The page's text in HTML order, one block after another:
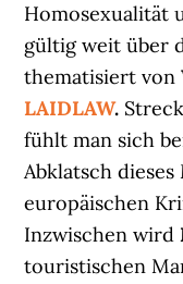
Homosexualität
gültig weit über
thematisiert von
LAIDLAW.
fühlt man sich
Abklatsch
europäischen
Inzwischen wird
touristischen